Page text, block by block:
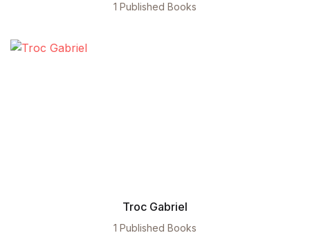
1 Published Books
Troc Gabriel
1 Published Books